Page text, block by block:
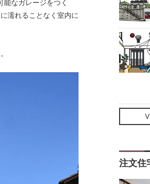
なガレージをつく
濡れることなく室内に
注文住